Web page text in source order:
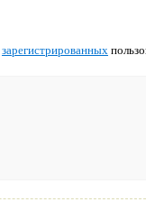
зарегистрированных